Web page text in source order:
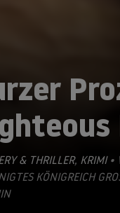
& THRILLER, KRIMI•
KÖNIGREICH